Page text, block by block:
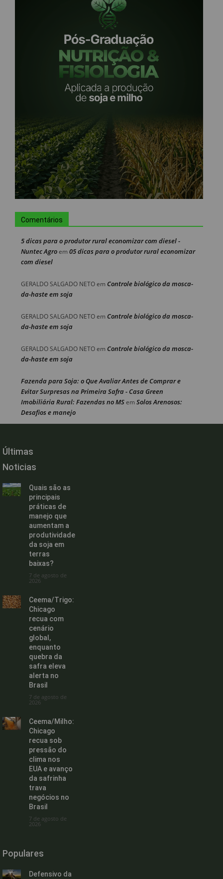
Comentários
5 dicas para o produtor rural economizar com diesel -
Nuntec Agroem 05 dicas para o produtor rural economizar
com diesel
GERALDO SALGADO NETOem Controle biológico da mosca-
da-haste em soja
GERALDO SALGADO NETOem Controle biológico da mosca-
da-haste em soja
GERALDO SALGADO NETOem Controle biológico da mosca-
da-haste em soja
Fazenda para Soja: o Que Avaliar Antes de Comprar e
Evitar Surpresas na Primeira Safra - Casa Green
Imobiliária Rural: Fazendas no MSem Solos Arenosos:
Desafios e manejo
Últimas
Noticias
Quais são as
principais
práticas de
manejo que
aumentam a
produtividade
da soja em
terras
baixas?
7 de agosto de
2026
Ceema/Trigo:
Chicago
recua com
cenário
global,
enquanto
quebra da
safra eleva
alerta no
Brasil
7 de agosto de
2026
Ceema/Milho:
Chicago
recua sob
pressão do
clima nos
EUA e avanço
da safrinha
trava
negócios no
Brasil
7 de agosto de
2026
Populares
Defensivo da